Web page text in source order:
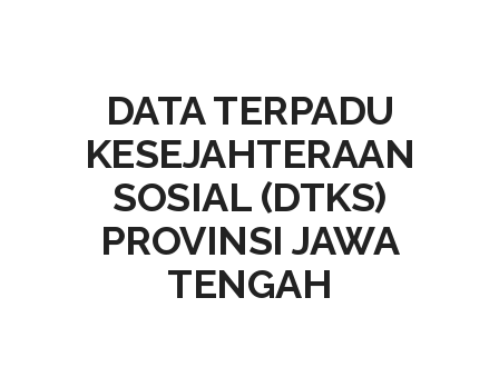
DATA TERPADU
KESEJAHTERAAN
SOSIAL (DTKS)
PROVINSI JAWA
TENGAH